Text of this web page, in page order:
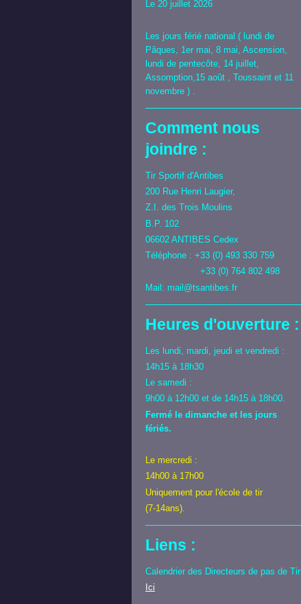
Le 20 juillet 2026
Les jours férié national ( lundi de
Pâques, 1er mai, 8 mai, Ascension,
lundi de pentecôte, 14 juillet,
Assomption,15 août , Toussaint et 11
novembre ) .
Comment nous
joindre :
Tir Sportif d'Antibes
200 Rue Henri Laugier,
Z.I. des Trois Moulins
B.P. 102
06602 ANTIBES Cedex
Téléphone : +33 (0) 493 330 759
+33 (0) 764 802 498
Mail: mail@tsantibes.fr
Heures d'ouverture :
Les lundi, mardi, jeudi et vendredi :
14h15 à 18h30
Le samedi :
9h00 à 12h00 et de 14h15 à 18h00.
Fermé le dimanche et les jours
fériés.
Le mercredi :
14h00 à 17h00
Uniquement pour l'école de tir
(7-14ans).
Liens :
Calendrier des Directeurs de pas de Tir
Ici